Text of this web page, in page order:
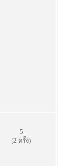
5
(2 ครั้ง)